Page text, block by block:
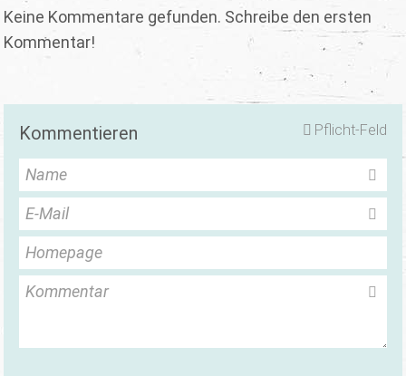
Keine Kommentare gefunden. Schreibe den ersten
Kommentar!
Pflicht-Feld
Kommentieren
Name
E-Mail
Homepage
Kommentar